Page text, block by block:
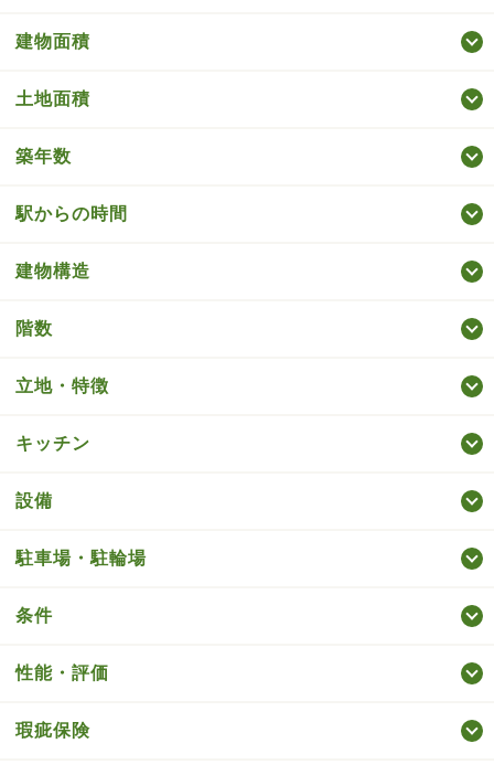
建物面積
土地面積
築年数
駅からの時間
建物構造
階数
立地・特徴
キッチン
設備
駐車場・駐輪場
条件
性能・評価
瑕疵保険